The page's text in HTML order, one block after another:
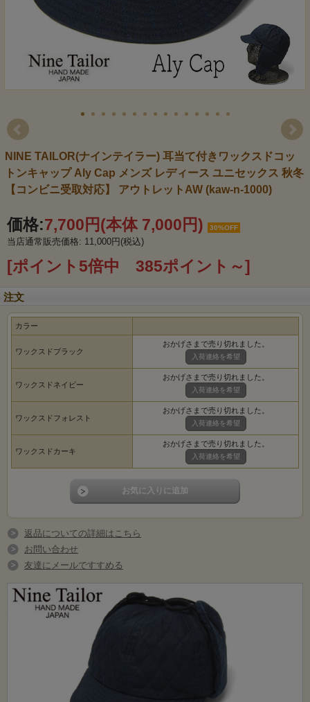
NINE TAILOR(ナインテイラー) 耳当て付きワックスドコッ
トンキャップ Aly Cap メンズ レディース ユニセックス 秋冬
【コンビニ受取対応】 アウトレットAW (kaw-n-1000)
価格:7,700円(本体 7,000円) 30%OFF
当店通常販売価格: 11,000円(税込)
[ポイント5倍中 385ポイント～]
注文
カラー
ワックスドブラック
おかげさまで売り切れました。
入荷連絡を希望
ワックスドネイビー
おかげさまで売り切れました。
入荷連絡を希望
ワックスドフォレスト
おかげさまで売り切れました。
入荷連絡を希望
ワックスドカーキ
おかげさまで売り切れました。
入荷連絡を希望
返品についての詳細はこちら
お問い合わせ
友達にメールですすめる